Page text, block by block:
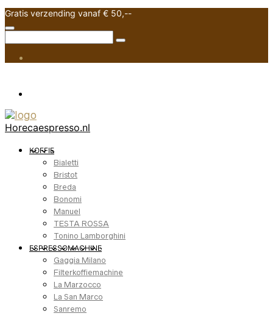
Gratis verzending vanaf € 50,--
Horecaespresso.nl
KOFFIE
Bialetti
Bristot
Breda
Bonomi
Manuel
TESTA ROSSA
Tonino Lamborghini
ESPRESSOMACHINE
Gaggia Milano
Filterkoffiemachine
La Marzocco
La San Marco
Sanremo